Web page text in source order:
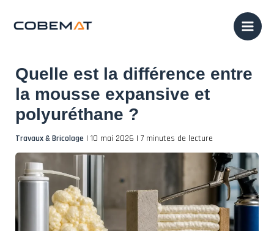
Quelle est la différence entre
la mousse expansive et
polyuréthane ?
Travaux & Bricolage | 10 mai 2026 | 7 minutes de lecture